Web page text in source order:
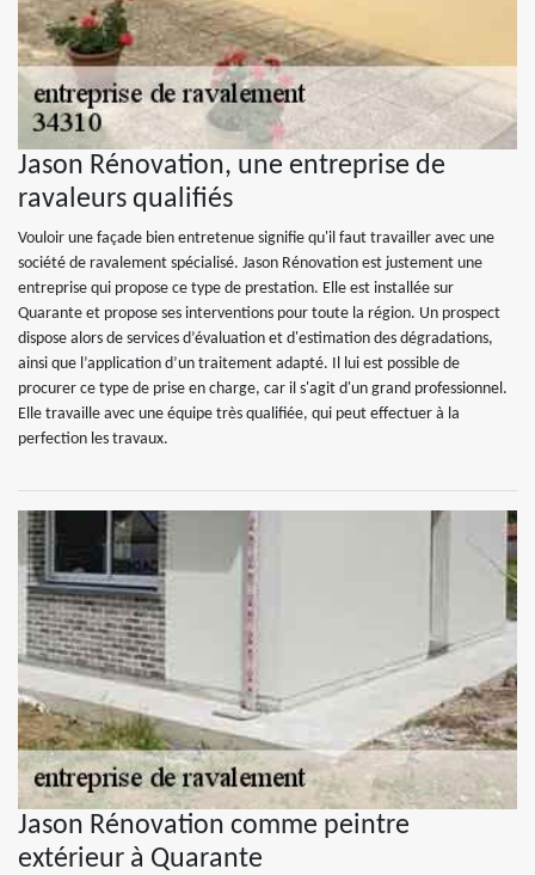
Jason Rénovation, une entreprise de
ravaleurs qualifiés
Vouloir une façade bien entretenue signifie qu'il faut travailler avec une
société de ravalement spécialisé. Jason Rénovation est justement une
entreprise qui propose ce type de prestation. Elle est installée sur
Quarante et propose ses interventions pour toute la région. Un prospect
dispose alors de services d’évaluation et d'estimation des dégradations,
ainsi que l’application d’un traitement adapté. Il lui est possible de
procurer ce type de prise en charge, car il s'agit d'un grand professionnel.
Elle travaille avec une équipe très qualifiée, qui peut effectuer à la
perfection les travaux.
Jason Rénovation comme peintre
extérieur à Quarante